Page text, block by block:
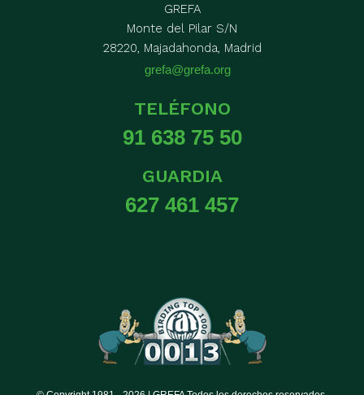
GREFA
Monte del Pilar S/N
28220, Majadahonda, Madrid
grefa@grefa.org
TELÉFONO
91 638 75 50
GUARDIA
627 461 457